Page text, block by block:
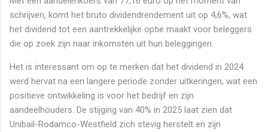
schrijven, komt het bruto dividendrendement uit op 4,6%, wat
het dividend tot een aantrekkelijke optie maakt voor beleggers
die op zoek zijn naar inkomsten uit hun beleggingen.
Het is interessant om op te merken dat het dividend in 2024
werd hervat na een langere periode zonder uitkeringen, wat een
positieve ontwikkeling is voor het bedrijf en zijn
aandeelhouders. De stijging van 40% in 2025 laat zien dat
Unibail-Rodamco-Westfield zich stevig herstelt en zijn